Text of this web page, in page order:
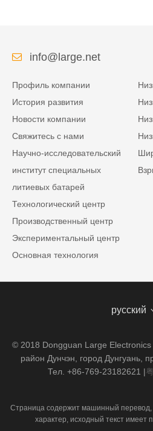
info@large.net
Профиль компании
История развития
Новости компании
Свяжитесь с нами
Научно-исследовательский
институт специальных
литиевых батарей
Технологический центр
Производственный центр
Экспериментальный центр
Основная технология
русский
© 2018 Dongguan Large
район Дунчэн, город Дунгуань,
Тел. +86-769-23182621 |
Страница содержит машинный
характер, исходный текст имеет